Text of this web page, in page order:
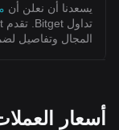
يسعدنا أن نعلن أن
المجال وتفاصيل
أسعار